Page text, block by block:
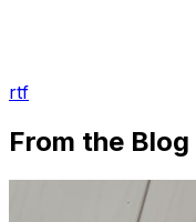
rtf
From the Blog